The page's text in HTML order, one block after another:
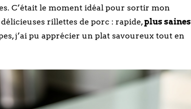
C’était le moment idéal pour sortir mon
rillettes de porc : rapide,plus saines
j’ai pu apprécier un plat savoureux tout en